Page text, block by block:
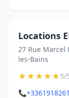
Locations
27 Rue Marcel
les-Bains
★★★★★5/
📞